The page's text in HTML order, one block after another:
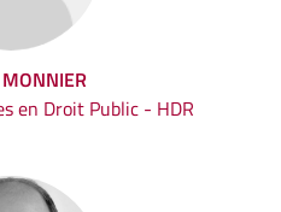
en Droit Public - HDR